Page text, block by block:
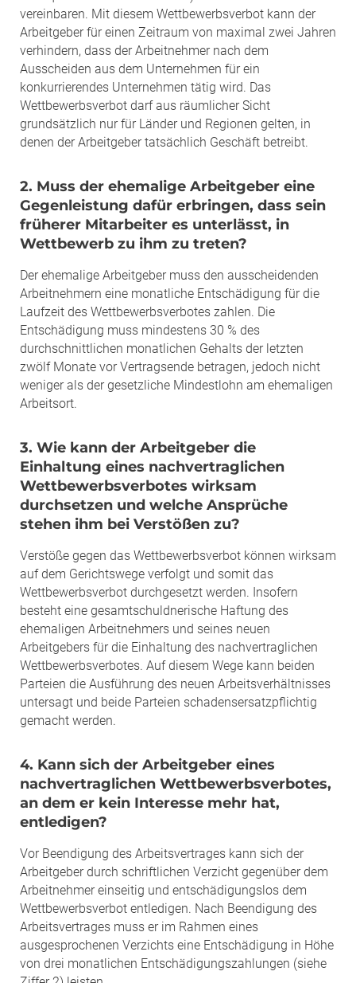
vereinbaren. Mit diesem Wettbewerbsverbot kann der
Arbeitgeber für einen Zeitraum von maximal zwei Jahren
verhindern, dass der Arbeitnehmer nach dem
Ausscheiden aus dem Unternehmen für ein
konkurrierendes Unternehmen tätig wird. Das
Wettbewerbsverbot darf aus räumlicher Sicht
grundsätzlich nur für Länder und Regionen gelten, in
denen der Arbeitgeber tatsächlich Geschäft betreibt.
2. Muss der ehemalige Arbeitgeber eine
Gegenleistung dafür erbringen, dass sein
früherer Mitarbeiter es unterlässt, in
Wettbewerb zu ihm zu treten?
Der ehemalige Arbeitgeber muss den ausscheidenden
Arbeitnehmern eine monatliche Entschädigung für die
Laufzeit des Wettbewerbsverbotes zahlen. Die
Entschädigung muss mindestens 30 % des
durchschnittlichen monatlichen Gehalts der letzten
zwölf Monate vor Vertragsende betragen, jedoch nicht
weniger als der gesetzliche Mindestlohn am ehemaligen
Arbeitsort.
3. Wie kann der Arbeitgeber die
Einhaltung eines nachvertraglichen
Wettbewerbsverbotes wirksam
durchsetzen und welche Ansprüche
stehen ihm bei Verstößen zu?
Verstöße gegen das Wettbewerbsverbot können wirksam
auf dem Gerichtswege verfolgt und somit das
Wettbewerbsverbot durchgesetzt werden. Insofern
besteht eine gesamtschuldnerische Haftung des
ehemaligen Arbeitnehmers und seines neuen
Arbeitgebers für die Einhaltung des nachvertraglichen
Wettbewerbsverbotes. Auf diesem Wege kann beiden
Parteien die Ausführung des neuen Arbeitsverhältnisses
untersagt und beide Parteien schadensersatzpflichtig
gemacht werden.
4. Kann sich der Arbeitgeber eines
nachvertraglichen Wettbewerbsverbotes,
an dem er kein Interesse mehr hat,
entledigen?
Vor Beendigung des Arbeitsvertrages kann sich der
Arbeitgeber durch schriftlichen Verzicht gegenüber dem
Arbeitnehmer einseitig und entschädigungslos dem
Wettbewerbsverbot entledigen. Nach Beendigung des
Arbeitsvertrages muss er im Rahmen eines
ausgesprochenen Verzichts eine Entschädigung in Höhe
von drei monatlichen Entschädigungszahlungen (siehe